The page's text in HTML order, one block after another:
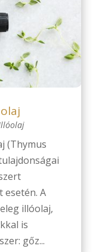
(Thymus
esetén. A
illóolaj,
is
gőz...